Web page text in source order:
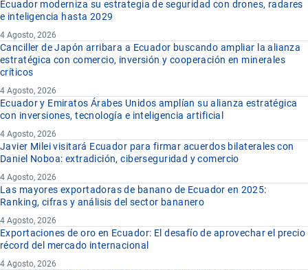
Ecuador moderniza su estrategia de seguridad con drones, radares
e inteligencia hasta 2029
4 Agosto, 2026
Canciller de Japón arribara a Ecuador buscando ampliar la alianza
estratégica con comercio, inversión y cooperación en minerales
críticos
4 Agosto, 2026
Ecuador y Emiratos Árabes Unidos amplían su alianza estratégica
con inversiones, tecnología e inteligencia artificial
4 Agosto, 2026
Javier Milei visitará Ecuador para firmar acuerdos bilaterales con
Daniel Noboa: extradición, ciberseguridad y comercio
4 Agosto, 2026
Las mayores exportadoras de banano de Ecuador en 2025:
Ranking, cifras y análisis del sector bananero
4 Agosto, 2026
Exportaciones de oro en Ecuador: El desafío de aprovechar el precio
récord del mercado internacional
4 Agosto, 2026